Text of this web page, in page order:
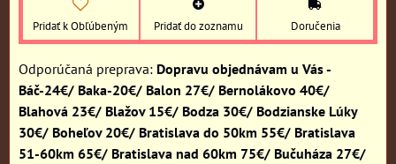
Pridať k Obľúbeným Pridať do zoznamu Doručenia
Dopravu objednávam u Vás -
Báč-24€/ Baka-20€/ Balon 27€/ Bernolákovo 40€/
Blahová 23€/ Blažov 15€/ Bodza 30€/ Bodzianske Lúky
30€/ Boheľov 20€/ Bratislava do 50km 55€/ Bratislava
51-60km 65€/ Bratislava nad 60km 75€/ Bučuháza 27€/